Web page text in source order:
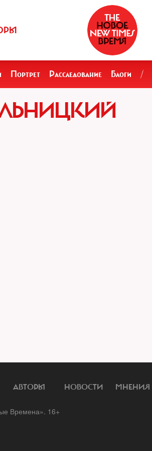
Портрет Расследование Блоги /
АВТОРЫ НОВОСТИ МНЕНИЯ
Времена». 16+